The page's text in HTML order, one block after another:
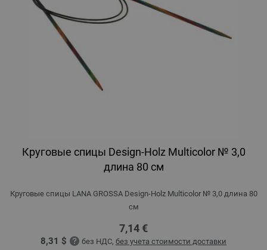
Круговые спицы Design-Holz Multicolor № 3,0
длина 80 см
Круговые спицы LANA GROSSA Design-Holz Multicolor № 3,0 длина 80
см
7,14 €
8,31 $ без НДС, без учета стоимости доставки